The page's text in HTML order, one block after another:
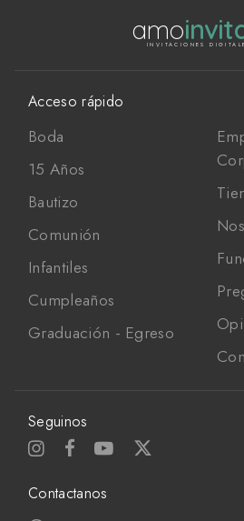
amo
INVITACIONES
Acceso rápido
Boda
15 Años
Bautizo
Comunión
Infantiles
Cumpleaños
Graduación - Egreso
Seguinos
Contactanos